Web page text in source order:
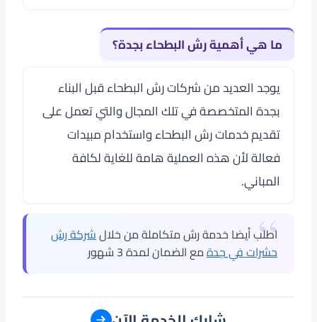
ما هي أهمية رش البطحاء بجدة؟
يوجد العديد من شركات رش البطحاء قبل البناء
بجدة المتخصصة في تلك المجال والتي تعمل على
تقديم خدمات رش البطحاء واستخدام مبيدات
فعالة لأن هذه العملية هامة للغاية لكافة
المباني.
اطلب أيضا خدمة رش متكاملة من خلالشركة رش
حشرات في جدةمع الضمان لمدة 3 شهور